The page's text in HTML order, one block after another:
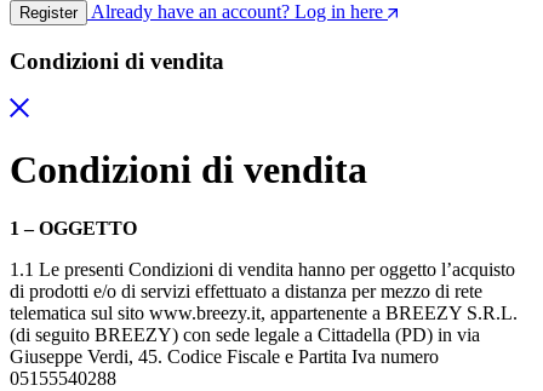
Register Already have an account? Log in here
Condizioni di vendita
Condizioni di vendita
1 – OGGETTO
1.1 Le presenti Condizioni di vendita hanno per oggetto l’acquisto
di prodotti e/o di servizi effettuato a distanza per mezzo di rete
telematica sul sito www.breezy.it, appartenente a BREEZY S.R.L.
(di seguito BREEZY) con sede legale a Cittadella (PD) in via
Giuseppe Verdi, 45. Codice Fiscale e Partita Iva numero
05155540288